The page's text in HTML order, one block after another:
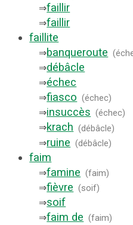
⇒faillir
⇒faillir
faillite
⇒banqueroute (
⇒débâcle
⇒échec
⇒fiasco (échec)
⇒insuccès (échec)
⇒krach (débâcle)
⇒ruine (débâcle)
faim
⇒famine (faim)
⇒fièvre (soif)
⇒soif
⇒faim de (faim)